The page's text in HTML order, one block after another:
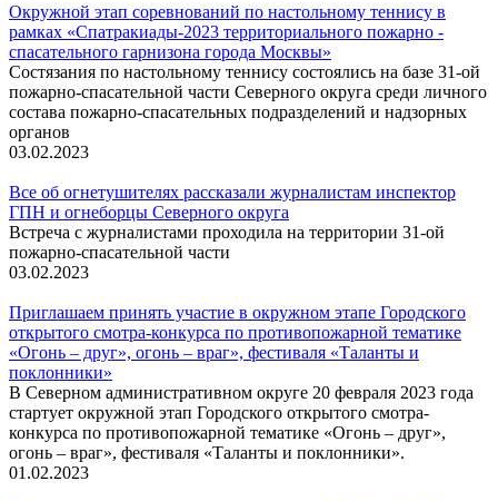
Окружной этап соревнований по настольному теннису в
рамках «Спатракиады-2023 территориального пожарно -
спасательного гарнизона города Москвы»
Состязания по настольному теннису состоялись на базе 31-ой
пожарно-спасательной части Северного округа среди личного
состава пожарно-спасательных подразделений и надзорных
органов
03.02.2023
Все об огнетушителях рассказали журналистам инспектор
ГПН и огнеборцы Северного округа
Встреча с журналистами проходила на территории 31-ой
пожарно-спасательной части
03.02.2023
Приглашаем принять участие в окружном этапе Городского
открытого смотра-конкурса по противопожарной тематике
«Огонь – друг», огонь – враг», фестиваля «Таланты и
поклонники»
В Северном административном округе 20 февраля 2023 года
стартует окружной этап Городского открытого смотра-
конкурса по противопожарной тематике «Огонь – друг»,
огонь – враг», фестиваля «Таланты и поклонники».
01.02.2023